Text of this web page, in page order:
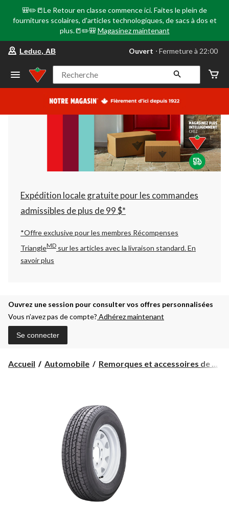
🎒✏️📒Le Retour en classe commence ici. Faites le plein de
fournitures scolaires, d'articles technologiques, de sacs à dos et
plus.📒✏️🎒 Magasinez maintenant
votre
préféré
Leduc,
AB,
courament
Fermeture
à
22:00
cliquer
pour
changer
Leduc, AB Ouvert ⋅ Fermeture à 22:00
Recherche
Expédition locale gratuite pour les commandes
admissibles de plus de 99 $*
*Offre exclusive pour les membres Récompenses
TriangleMD sur les articles avec la livraison standard.En
savoir plus
Ouvrez une session pour consulter vos offres personnalisées
Vous n’avez pas de compte? Adhérez maintenant
Se connecter
Accueil Automobile Remorques et accessoires de ...